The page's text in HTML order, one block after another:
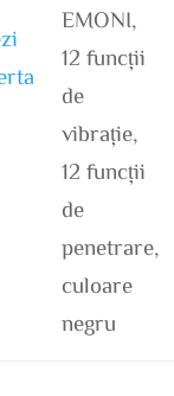
EMONI,
12 funcții
de
vibrație,
12 funcții
de
penetrare,
culoare
negru